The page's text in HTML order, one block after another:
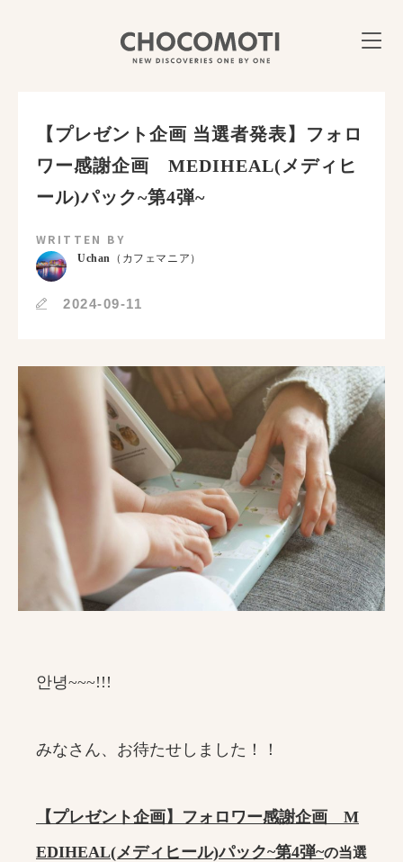
【プレゼント企画 当選者発表】フォロ
ワー感謝企画 MEDIHEAL(メディヒ
ール)パック~第4弾~
WRITTEN BY
Uchan （カフェマニア）
2024-09-11
안녕~~~!!!
みなさん、お待たせしました！！
【プレゼント企画】フォロワー感謝企画 M
EDIHEAL(メディヒール)パック~第4弾~の当選